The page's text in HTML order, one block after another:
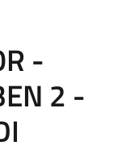
-
2 -